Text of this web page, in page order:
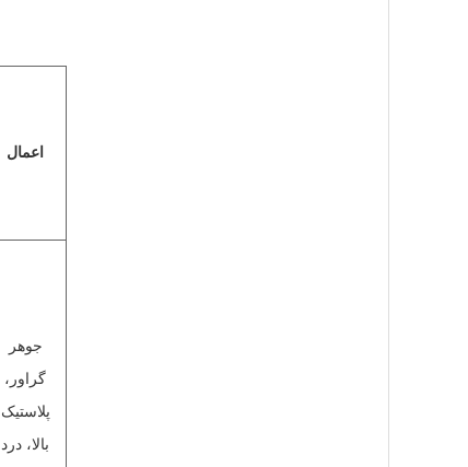
اعمال
جوهر
گراور،
پلاستیک
بالا، درد